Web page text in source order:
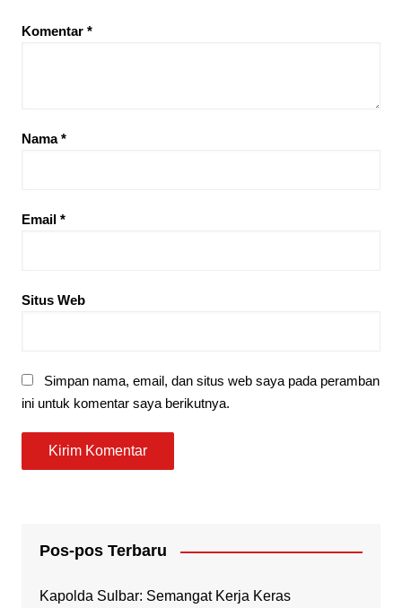
Komentar *
Nama*
Email *
Situs Web
Simpan nama, email, dan situs web saya pada peramban
ini untuk komentar saya berikutnya.
Pos-pos Terbaru
Kapolda Sulbar: Semangat Kerja Keras